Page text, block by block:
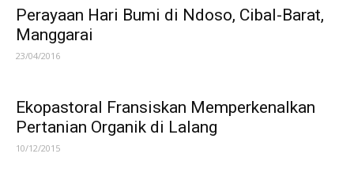
Perayaan Hari Bumi di Ndoso, Cibal-Barat,
Manggarai
23/04/2016
Ekopastoral Fransiskan Memperkenalkan
Pertanian Organik di Lalang
10/12/2015